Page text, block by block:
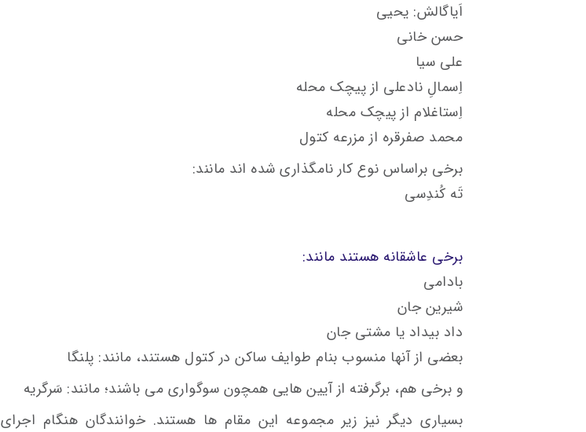
اَیاگالش: یحیی
حسن خانی
علی سیا
اِسمالِ نادعلی از پیچک محله
اِستاغلام از پیچک محله
محمد صفرقره از مزرعه کتول
برخی براساس نوع کار نامگذاری شده اند مانند:
تَه کُندِسی
برخی عاشقانه هستند مانند:
بادامی
شیرین جان
داد بیداد یا مشتی جان
بعضی از آنها منسوب بنام طوایف ساکن در کتول هستند، مانند: پلنگا
و برخی هم، برگرفته از آیین هایی همچون سوگواری می باشند؛ مانند: سَرگریه
بسیاری دیگر نیز زیر مجموعه این مقام ها هستند. خوانندگان هنگام اجرای